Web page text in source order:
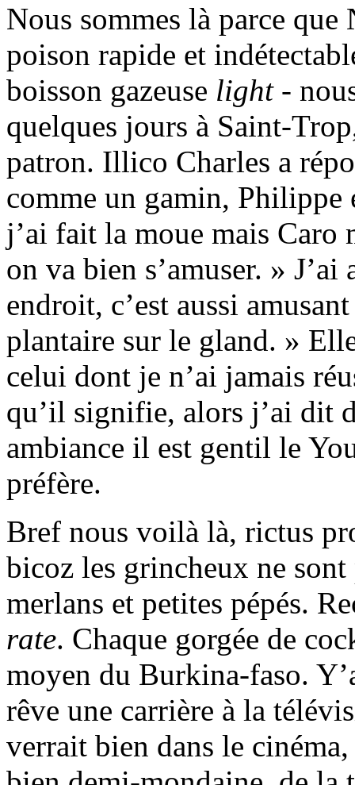
Nous sommes là parce
poison rapide et
boisson gazeuse light-
quelques jours à Saint-
patron. Illico Charles a
comme un gamin,
j’ai fait la moue mais Caro
on va bien s’amuser. »
endroit, c’est aussi
plantaire sur le gland. »
celui dont je n’ai jamais
qu’il signifie, alors j’ai dit
ambiance il est gentil le
préfère.
Bref nous voilà là, rictus
bicoz les grincheux ne
merlans et petites pépés.
rate. Chaque gorgée de
moyen du Burkina-faso.
rêve une carrière à la
verrait bien dans le